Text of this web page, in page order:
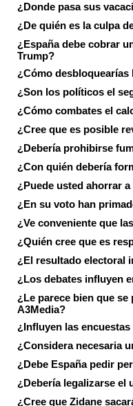
¿Donde pasa sus
¿De quién es la culpa
¿España debe cobrar
Trump?
¿Cómo
¿Son los políticos el
¿Cómo combates el
¿Cree que es posible
¿Debería prohibirse
¿Con quién debería
¿Puede usted ahorrar
¿En su voto han
¿Ve conveniente que
¿Quién cree que es
¿El resultado electoral
¿Los debates influyen
¿Le parece bien que
A3Media?
¿Influyen las
¿Considera necesaria
¿Debe España pedir
¿Debería legalizarse el
¿Cree que Zidane